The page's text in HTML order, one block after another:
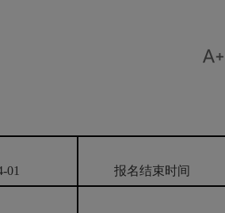

01 报名结束时间